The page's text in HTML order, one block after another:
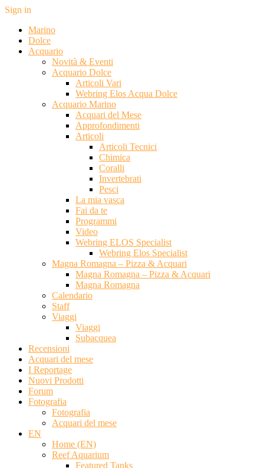
Sign in
Marino
Dolce
Acquario
Novità & Eventi
Acquario Dolce
Articoli Vari
Webring Elos Acqua Dolce
Acquario Marino
Acquari del Mese
Approfondimenti
Articoli
Articoli Tecnici
Chimica
Coralli
Invertebrati
Pesci
La mia vasca
Fai da te
Programmi
Video
Webring ELOS Specialist
Webring Elos Specialist
Magna Romagna – Pizza & Acquari
Magna Romagna – Pizza & Acquari
Magna Romagna
Calendario
Staff
Viaggi
Viaggi
Subacquea
Recensioni
Acquari del mese
I Reportage
Nuovi Prodotti
Forum
Fotografia
Fotografia
Acquari del mese
EN
Home (EN)
Reef Aquarium
Featured Tanks